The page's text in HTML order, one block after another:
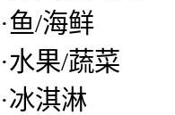
·鱼/海鲜
·水果/蔬菜
·冰淇淋